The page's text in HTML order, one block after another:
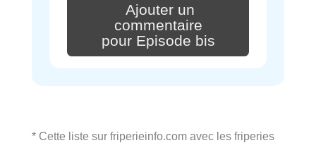
Ajouter un
commentaire
pour Episode bis
* Cette liste sur friperieinfo.com avec les friperies